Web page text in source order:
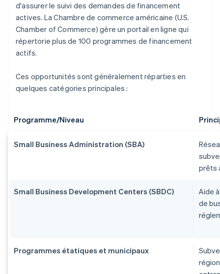
d'assurer le suivi des demandes de financement
actives. La Chambre de commerce américaine (U.S.
Chamber of Commerce) gère un portail en ligne qui
répertorie plus de 100 programmes de financement
actifs.
Ces opportunités sont généralement réparties en
quelques catégories principales :
Programme/Niveau
Small Business Administration (SBA)
prêts
Small Business Development Centers (SBDC)
Aide
de
Programmes étatiques et municipaux